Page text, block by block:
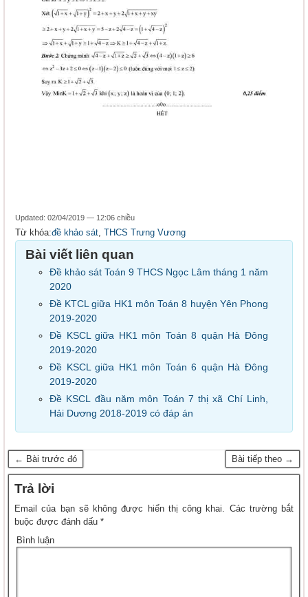
Updated: 02/04/2019 — 12:06 chiều
Từ khóa:đề khảo sát, THCS Trưng Vương
Bài viết liên quan
Đề khảo sát Toán 9 THCS Ngọc Lâm tháng 1 năm
2020
Đề KTCL giữa HK1 môn Toán 8 huyện Yên Phong
2019-2020
Đề KSCL giữa HK1 môn Toán 8 quận Hà Đông
2019-2020
Đề KSCL giữa HK1 môn Toán 6 quận Hà Đông
2019-2020
Đề KSCL đầu năm môn Toán 7 thị xã Chí Linh,
Hải Dương 2018-2019 có đáp án
← Bài trước đó Bài tiếp theo →
Trả lời
Email của bạn sẽ không được hiển thị công khai. Các trường bắt
buộc được đánh dấu *
Bình luận